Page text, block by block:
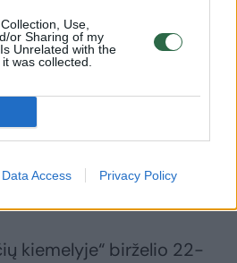
Use,
or Sharing of my
Unrelated with the
was collected.
Data Access Privacy Policy
dainas ir valsus“
gražiai tie keturi
pasakojo ne viename savo
koncerte pasirodysiantis
kiemelyje“ birželio 22-